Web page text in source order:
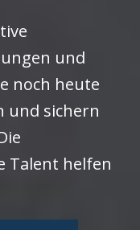
und
noch heute
und sichern
Talent helfen